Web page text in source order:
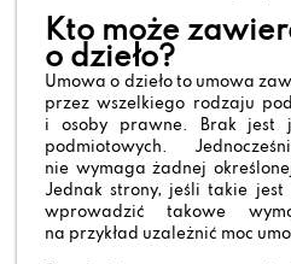
Kto może
o dzieło?
Umowa o dzieło to umowa
przez wszelkiego rodzaju
i osoby prawne. Brak jest
podmiotowych.
nie wymaga żadnej
Jednak strony, jeśli takie jest
wprowadzić takowe
na przykład uzależnić moc